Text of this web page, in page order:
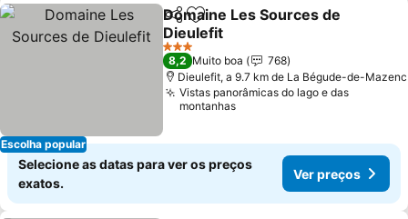
Escolha popular
PartilharAdicionar aos favoritos
Domaine Les Sources de
Dieulefit
Ver preços
3 Estrelas
8,2 Muito boa
768
Dieulefit, a 9.7 km de La Bégude-de-Mazenc
Vistas panorâmicas do lago e das
montanhas
Selecione as datas para ver os preços
exatos.
Ver preços